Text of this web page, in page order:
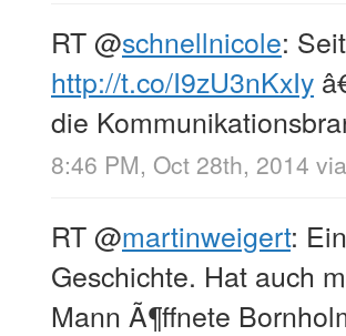
RT@schnellnicole:
http://t.co/I9zU3nKxIy
die
8:46 PM, Oct 28th, 2014 via
RT@martinweigert:
Geschichte. Hat auch
Mann Ã¶ffnete